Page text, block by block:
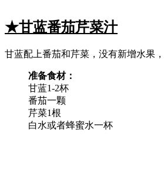
★甘蓝番茄芹菜汁
甘蓝配上番茄和芹菜，没有新增水果
准备食材：
甘蓝1-2杯
番茄一颗
芹菜1根
白水或者蜂蜜水一杯